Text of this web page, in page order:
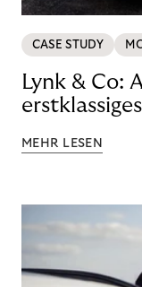
CASE STUDY
Lynk & Co:
MEHR LESEN